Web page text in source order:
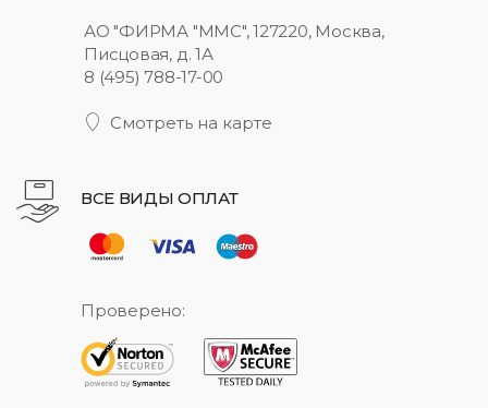
АО "ФИРМА "ММС", 127220, Москва,
Писцовая, д. 1А
8 (495) 788-17-00
Смотреть на карте
ВСЕ ВИДЫ ОПЛАТ
Проверено: